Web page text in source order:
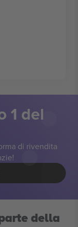
1 del
di rivendita
della